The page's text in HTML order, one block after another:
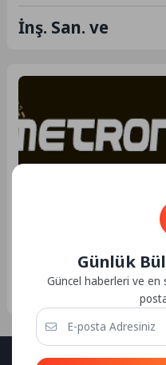
İnş. San. ve
Uluslararası Taşımacılık İnş.
San. ve Tic. Ltd. Şti. – Mersin
Metronak Uluslararası Nakliye
Metronak Tekstil Uluslararası
Taşımacılık İnş. San. ve Tic. Ltd.
Şti. - Mersin...
Günlük
Güncel haberleri ve en